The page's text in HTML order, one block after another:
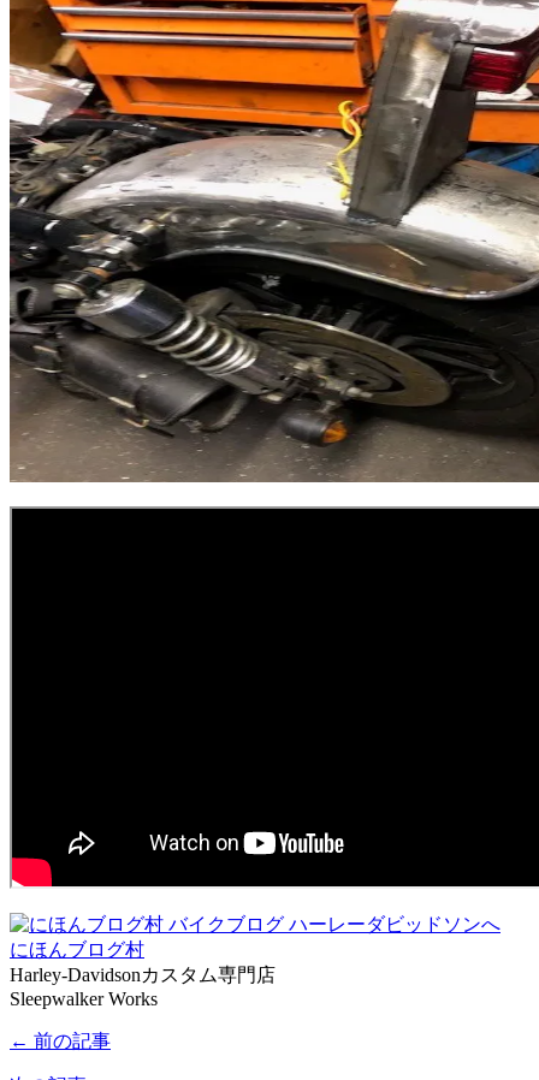
にほんブログ村
Harley-Davidsonカスタム専門店
Sleepwalker Works
← 前の記事